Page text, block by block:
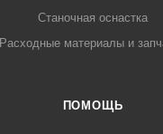
Станочная оснастка
Расходные материалы и
ПОМОЩЬ